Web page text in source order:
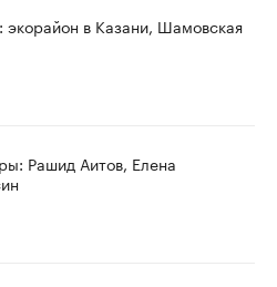
экорайон в Казани, Шамовская
Рашид Аитов, Елена